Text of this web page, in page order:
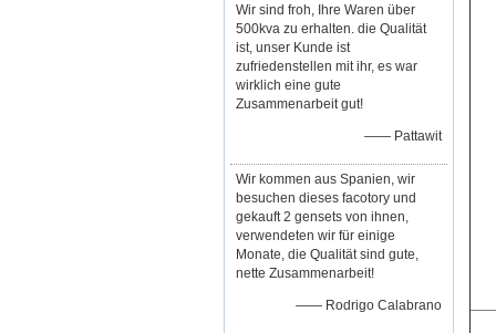
Wir sind froh, Ihre Waren über
500kva zu erhalten. die Qualität
ist, unser Kunde ist
zufriedenstellen mit ihr, es war
wirklich eine gute
Zusammenarbeit gut!
—— Pattawit
Wir kommen aus Spanien, wir
besuchen dieses facotory und
gekauft 2 gensets von ihnen,
verwendeten wir für einige
Monate, die Qualität sind gute,
nette Zusammenarbeit!
—— Rodrigo Calabrano